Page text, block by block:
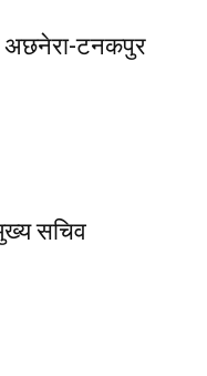
अछनेरा-टनकपुर
सचिव